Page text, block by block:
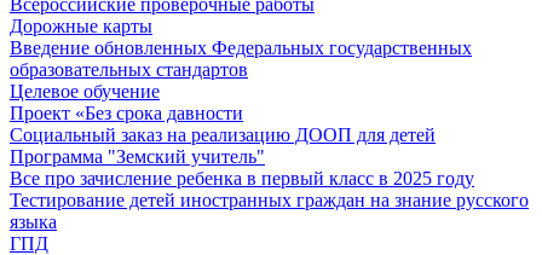
Дорожные карты
Введение обновленных Федеральных государственных
образовательных стандартов
Целевое обучение
Проект «Без срока давности
Социальный заказ на реализацию ДООП для детей
Программа "Земский учитель"
Все про зачисление ребенка в первый класс в 2025 году
Тестирование детей иностранных граждан на знание русского
языка
ГПД